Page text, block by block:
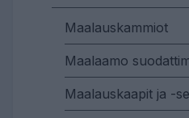
Maalauskammiot
Maalaamo
Maalauskaapit ja -